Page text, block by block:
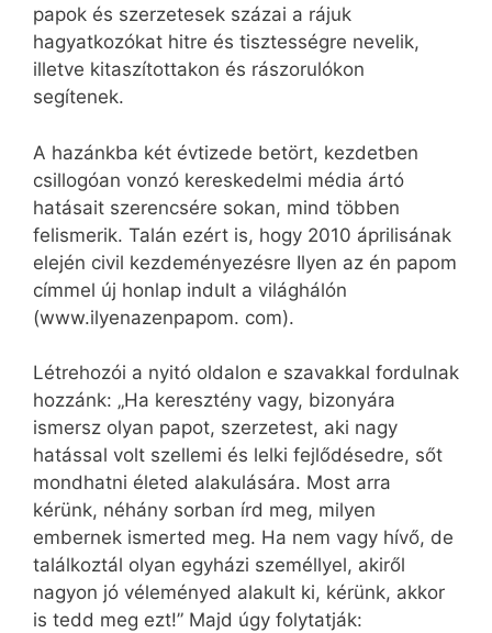
papok és szerzetesek százai a rájuk
hagyatkozókat hitre és tisztességre nevelik,
illetve kitaszítottakon és rászorulókon
segítenek.
A hazánkba két évtizede betört, kezdetben
csillogóan vonzó kereskedelmi média ártó
hatásait szerencsére sokan, mind többen
felismerik. Talán ezért is, hogy 2010 áprilisának
elején civil kezdeményezésre Ilyen az én papom
címmel új honlap indult a világhálón
(www.ilyenazenpapom. com).
Létrehozói a nyitó oldalon e szavakkal fordulnak
hozzánk: „Ha keresztény vagy, bizonyára
ismersz olyan papot, szerzetest, aki nagy
hatással volt szellemi és lelki fejlődésedre, sőt
mondhatni életed alakulására. Most arra
kérünk, néhány sorban írd meg, milyen
embernek ismerted meg. Ha nem vagy hívő, de
találkoztál olyan egyházi személlyel, akiről
nagyon jó véleményed alakult ki, kérünk, akkor
is tedd meg ezt!” Majd úgy folytatják: